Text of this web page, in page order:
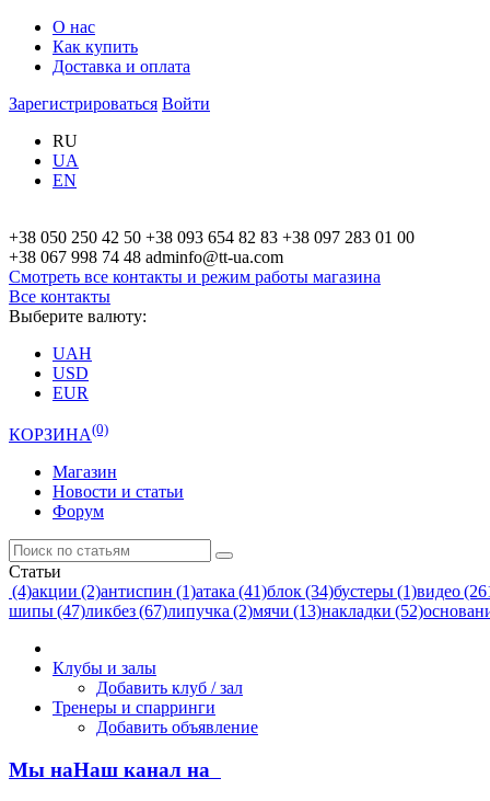
О нас
Как купить
Доставка и оплата
Зарегистрироваться Войти
RU
UA
EN
+38 050 250 42 50 +38 093 654 82 83 +38 097 283 01 00
+38 067 998 74 48 adminfo@tt-ua.com
Смотреть все контакты и режим работы магазина
Все контакты
Выберите валюту:
UAH
USD
EUR
КОРЗИНА(0)
Магазин
Новости и статьи
Форум
Статьи
(4)акции (2)антиспин (1)атака (41)блок (34)бустеры (1)видео
шипы (47)ликбез (67)липучка (2)мячи (13)накладки (52)
Клубы и залы
Добавить клуб / зал
Тренеры и спарринги
Добавить объявление
Мы наНаш канал на